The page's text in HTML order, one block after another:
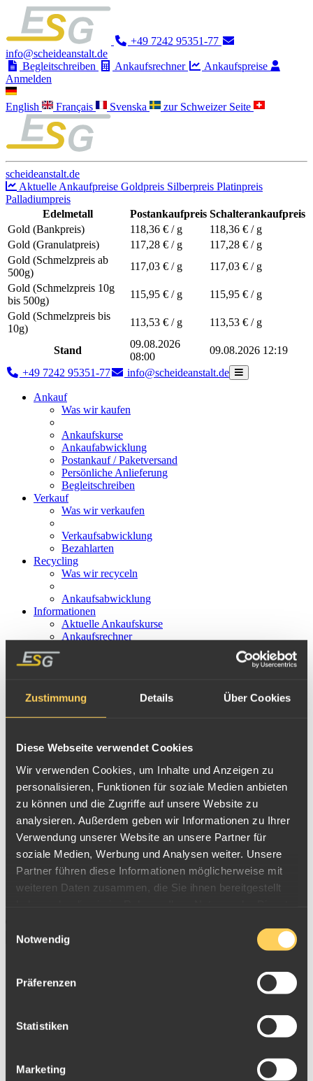
Zustimmung Details Über Cookies
Diese Webseite verwendet Cookies
Wir verwenden Cookies, um Inhalte und Anzeigen zu
personalisieren, Funktionen für soziale Medien anbieten
zu können und die Zugriffe auf unsere Website zu
analysieren. Außerdem geben wir Informationen zu Ihrer
Verwendung unserer Website an unsere Partner für
soziale Medien, Werbung und Analysen weiter. Unsere
Partner führen diese Informationen möglicherweise mit
weiteren Daten zusammen, die Sie ihnen bereitgestellt
Notwendig
Präferenzen
Statistiken
Marketing
+49 7242 95351-77
info@scheideanstalt.de
Begleitschreiben
Ankaufsrechner
Ankaufspreise
Anmelden
English Français Svenska zur Schweizer Seite
scheideanstalt.de
Aktuelle Ankaufpreise Goldpreis Silberpreis Platinpreis
Palladiumpreis
Edelmetall
Postankaufpreis Schalterankaufpreis
Gold (Bankpreis)
118,36 € / g 118,36 € / g
Gold (Granulatpreis)
117,28 € / g 117,28 € / g
Gold (Schmelzpreis ab
500g)
117,03 € / g 117,03 € / g
Gold (Schmelzpreis 10g
bis 500g)
115,95 € / g 115,95 € / g
Gold (Schmelzpreis bis
10g)
113,53 € / g 113,53 € / g
Stand
09.08.2026
08:00
09.08.2026 12:19
+49 7242 95351-77 info@scheideanstalt.de
Ankauf
Was wir kaufen
Ankaufskurse
Ankaufabwicklung
Postankauf / Paketversand
Persönliche Anlieferung
Begleitschreiben
Verkauf
Was wir verkaufen
Verkaufsabwicklung
Bezahlarten
Recycling
Was wir recyceln
Ankaufsabwicklung
Informationen
Aktuelle Ankaufskurse
Ankaufsrechner
Häufige Fragen
Verantwortung
Videos
EFB/ISO 9001
Anfahrt
Kontakt
Suche
Gold Ankauf
Schmuck Ankauf
Elektroschrott